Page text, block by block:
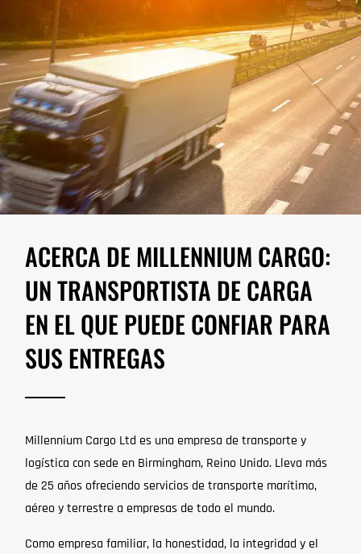
ACERCA DE MILLENNIUM CARGO:
UN TRANSPORTISTA DE CARGA
EN EL QUE PUEDE CONFIAR PARA
SUS ENTREGAS
Millennium Cargo Ltd es una empresa de transporte y
logística con sede en Birmingham, Reino Unido. Lleva más
de 25 años ofreciendo servicios de transporte marítimo,
aéreo y terrestre a empresas de todo el mundo.
Como empresa familiar, la honestidad, la integridad y el